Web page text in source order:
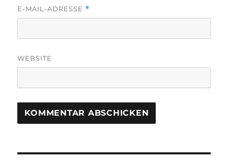
E-MAIL-ADRESSE *
WEBSITE